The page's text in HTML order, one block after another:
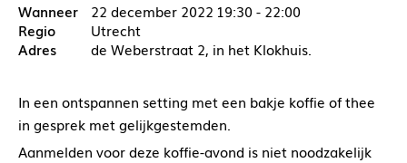
22 december 2022 19:30 - 22:00
Utrecht
de Weberstraat 2, in het Klokhuis.
In een ontspannen setting met een bakje koffie of thee
in gesprek met gelijkgestemden.
Aanmelden voor deze koffie-avond is niet noodzakelijk